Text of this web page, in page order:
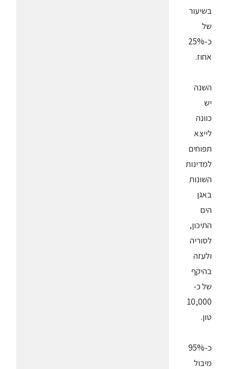
בשיעור
של
כ-25%
אחוז.
השנה
יש
כוונה
לייצא
תפוחים
למדינות
השונות
באגן
הים
התיכון,
לסוריה
ולעזה
בהיקף
של כ-
10,000
טון.
כ-95%
מיבול